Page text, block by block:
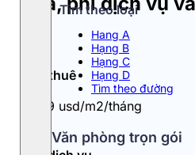
Tìm theo loại
Hang A
Hạng B
Hạng C
Hạng D
Tìm theo đường
Văn phòng trọn gói
Giá thuê
8 - 9 usd/m2/tháng